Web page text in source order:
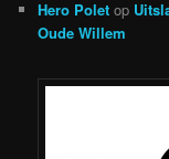
Hero Polet op
Oude Willem